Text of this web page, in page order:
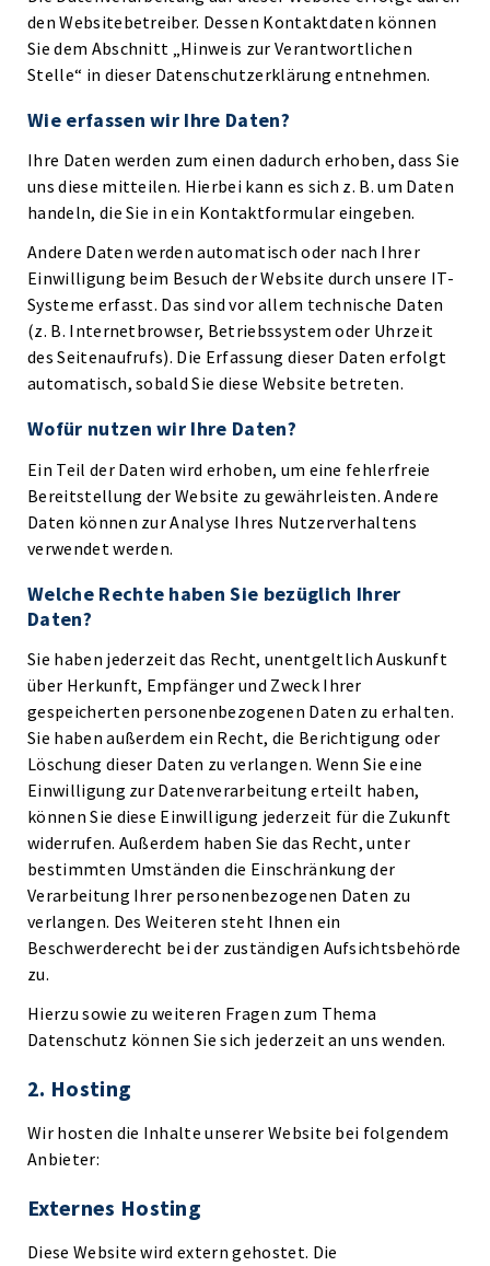
den Websitebetreiber. Dessen Kontaktdaten können
Sie dem Abschnitt „Hinweis zur Verantwortlichen
Stelle“ in dieser Datenschutzerklärung entnehmen.
Wie erfassen wir Ihre Daten?
Ihre Daten werden zum einen dadurch erhoben, dass Sie
uns diese mitteilen. Hierbei kann es sich z. B. um Daten
handeln, die Sie in ein Kontaktformular eingeben.
Andere Daten werden automatisch oder nach Ihrer
Einwilligung beim Besuch der Website durch unsere IT-
Systeme erfasst. Das sind vor allem technische Daten
(z. B. Internetbrowser, Betriebssystem oder Uhrzeit
des Seitenaufrufs). Die Erfassung dieser Daten erfolgt
automatisch, sobald Sie diese Website betreten.
Wofür nutzen wir Ihre Daten?
Ein Teil der Daten wird erhoben, um eine fehlerfreie
Bereitstellung der Website zu gewährleisten. Andere
Daten können zur Analyse Ihres Nutzerverhaltens
verwendet werden.
Welche Rechte haben Sie bezüglich Ihrer
Daten?
Sie haben jederzeit das Recht, unentgeltlich Auskunft
über Herkunft, Empfänger und Zweck Ihrer
gespeicherten personenbezogenen Daten zu erhalten.
Sie haben außerdem ein Recht, die Berichtigung oder
Löschung dieser Daten zu verlangen. Wenn Sie eine
Einwilligung zur Datenverarbeitung erteilt haben,
können Sie diese Einwilligung jederzeit für die Zukunft
widerrufen. Außerdem haben Sie das Recht, unter
bestimmten Umständen die Einschränkung der
Verarbeitung Ihrer personenbezogenen Daten zu
verlangen. Des Weiteren steht Ihnen ein
Beschwerderecht bei der zuständigen Aufsichtsbehörde
zu.
Hierzu sowie zu weiteren Fragen zum Thema
Datenschutz können Sie sich jederzeit an uns wenden.
2. Hosting
Wir hosten die Inhalte unserer Website bei folgendem
Anbieter:
Externes Hosting
Diese Website wird extern gehostet. Die